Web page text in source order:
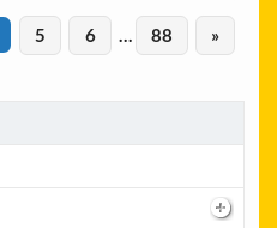
5 6 … 88 »